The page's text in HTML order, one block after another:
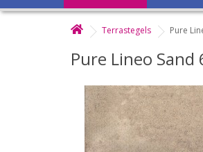
Terrastegels Pure
Pure Lineo Sand